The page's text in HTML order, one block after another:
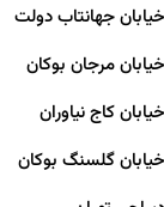
جهانتاب دولت
مرجان بوکان
کاج نیاوران
خیابان گلسنگ بوکان